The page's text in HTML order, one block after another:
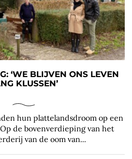
‘WE BLIJVEN ONS LEVEN
KLUSSEN’
hun plattelandsdroom op een
de bovenverdieping van het
van de oom van...